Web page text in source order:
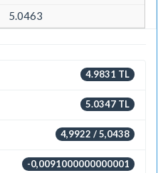
5.0463
4.9831 TL
5.0347 TL
4,9922 / 5,0438
-0,0091000000000001